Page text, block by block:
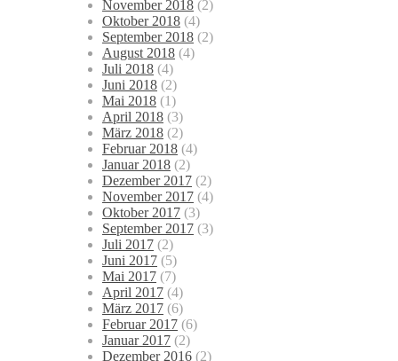
November 2018 (2)
Oktober 2018 (4)
September 2018 (2)
August 2018 (4)
Juli 2018 (4)
Juni 2018 (2)
Mai 2018 (1)
April 2018 (3)
März 2018 (2)
Februar 2018 (4)
Januar 2018 (2)
Dezember 2017 (2)
November 2017 (4)
Oktober 2017 (3)
September 2017 (3)
Juli 2017 (2)
Juni 2017 (5)
Mai 2017 (7)
April 2017 (4)
März 2017 (6)
Februar 2017 (6)
Januar 2017 (2)
Dezember 2016 (2)